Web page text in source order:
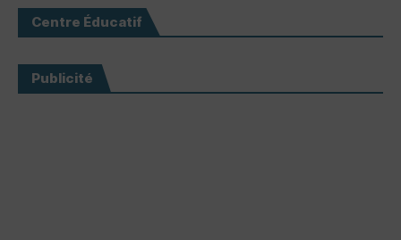
Centre Éducatif
Publicité